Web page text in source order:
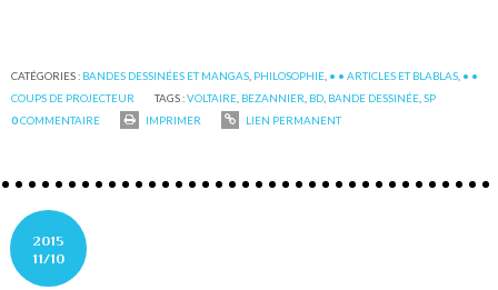
CATÉGORIES : BANDES DESSINÉES ET MANGAS PHILOSOPHIE • • ARTICLES ET BLABLAS • •
COUPS DE PROJECTEUR
TAGS :VOLTAIRE BEZANNIER BD BANDE DESSINÉE ,SP
0COMMENTAIRE IMPRIMER LIEN PERMANENT
2015
11/10